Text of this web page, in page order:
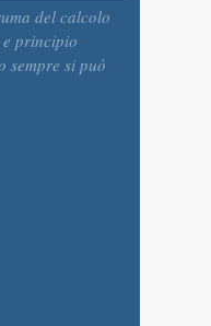
del calcolo
principio
sempre si può